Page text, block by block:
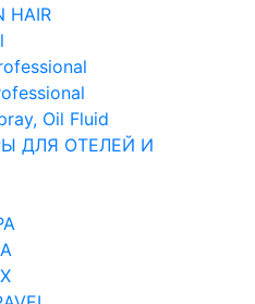
HAIR
Oil Fluid
ДЛЯ ОТЕЛЕЙ И